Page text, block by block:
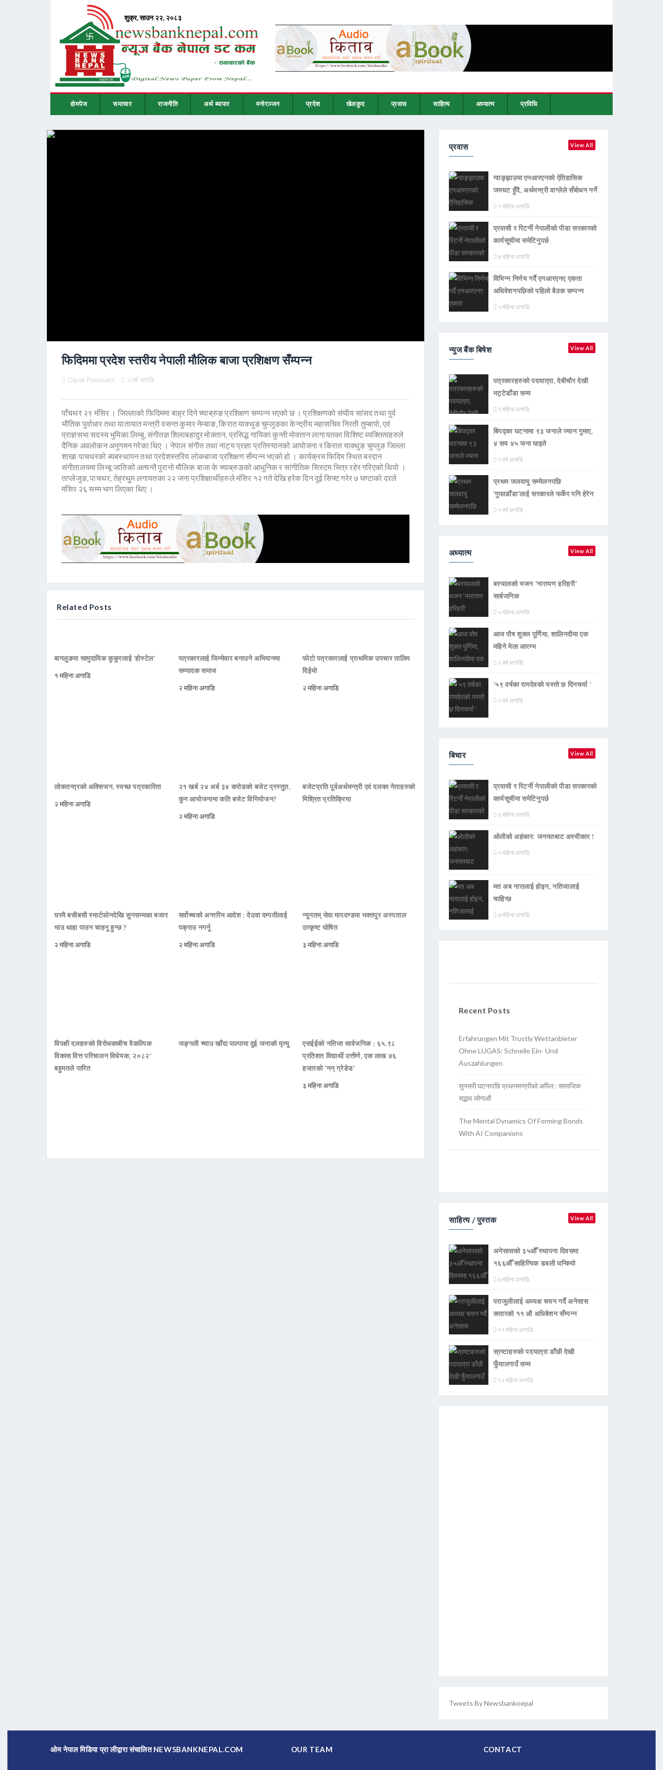
होमपेज समाचार राजनीति अर्थ ब्यापार मनोरञ्जन प्रदेश खेलकुद प्रवास साहित्य अध्यात्म प्रविधि
फिदिममा प्रदेश स्तरीय नेपाली मौलिक बाजा प्रशिक्षण सँम्पन्न
Dipak Pudasaini ५ वर्ष अगाडि
पाँचथर २९ मंसिर । जिल्लाको फिदिममा बाह्र दिने च्याब्रुङ प्रशिक्षण सम्पन्न भएको छ । प्रशिक्षणको संघीय सांसद तथा पुर्व
भौतिक पुर्वाधार तथा यातायात मन्त्री वसन्त कुमार नेम्बाङ, किरात याक्थुङ चुम्लुङका केन्द्रीय महासचिव निरती तुम्बापो, एवं
प्राज्ञसभा सदस्य भुमिका लिम्बु, संगीतज्ञ शिलाबहादुर मोक्तान, प्रसिद्ध गायिका कुन्ती मोक्तान लागायतका विशिष्ट ब्यक्तित्वहरुले
दैनिक अवलोकन अनुगमन गरेका थिए । नेपाल संगीत तथा नाट्य प्रज्ञा प्रतिस्ष्ठनको आयोजना र किरात याक्थुङ चुम्लुङ जिल्ला
शाखा पाचथरको ब्यबस्थापन तथा प्रदेशस्तरिय लोकबाजा प्रशिक्षण सँम्पन्न भएको हो । कार्यक्रम फिदिम स्थित बरदान
संगीतालयमा लिम्बू जातिको अत्यन्तै पुरानो मौलिक बाजा के च्याब्रुङको आधुनिक र सांगीतिक सिस्टम भित्र रहेर गरिएको थियो ।
ताप्लेजुङ, पाचथर, तेह्रथुुम लगायतका २२ जना प्रशिक्षार्थीहरुले मंसिर १२ गते देखि हरेक दिन दुई सिफ्ट गरेर ७ घण्टाको दरले
मंसिर २६ सम्म भाग लिएका थिए ।
Related Posts
बागलुङमा सामुदायिक कुकुरलाई ‘होस्टेल’
१ महिना अगाडि
पत्रकारलाई जिम्मेवार बनाउने अभियानमा
सम्पादक समाज
२ महिना अगाडि
फोटो पत्रकारलाई प्राथमिक उपचार तालिम
दिईयो
२ महिना अगाडि
लोकतन्त्रको अक्सिजन, स्वच्छ पत्रकारिता
२ महिना अगाडि
२१ खर्ब २४ अर्ब ३४ करोडको बजेट प्रस्तुत,
कुन आयोजनामा कति बजेट विनियोजन?
२ महिना अगाडि
बजेटप्रति पूर्वअर्थमन्त्री एवं दलका नेताहरुको
मिश्रित प्रतिक्रिया
घरमै बसीबसी स्मार्टफोनदेखि सुनसम्मका बजार
भाउ थाहा पाउन चाहनु हुन्छ ?
२ महिना अगाडि
सर्वोच्चको अन्तरिम आदेश : देउवा दम्पतीलाई
पक्राउ नगर्नू
२ महिना अगाडि
न्यूनतम् सेवा मापदण्डमा भक्तपुर अस्पताल
उत्कृष्ट घोषित
३ महिना अगाडि
विपक्षी दलहरुको विरोधकाबीच वैकल्पिक
विकास वित्त परिचालन विधेयक, २०८२’
बहुमतले पारित
जङ्गली च्याउ खाँदा पाल्पामा दुई जनाको मृत्यु
एसईईको नतिजा सार्वजनिक : ६५.९८
प्रतिशत विद्यार्थी उत्तीर्ण, एक लाख ४६
हजारको ‘नन् ग्रेडेड’
३ महिना अगाडि
प्रवास View All
ग्वाङ्झाउमा एनआरएनको ऐतिहासिक
जमघट हुँदै, अर्थमन्त्री वाग्लेले सँबोधन गर्ने
१ महिना अगाडि
प्रवासी र रिटर्नी नेपालीको पीडा सरकारको
कार्यसूचीमा समेटिनुपर्छ
४ महिना अगाडि
विभिन्न निर्णय गर्दै एनआरएनए एकता
अधिवेशनपछिको पहिलो बैठक सम्पन्न
५ महिना अगाडि
न्युज बैंक बिषेश View All
पत्रकारहरुको पदयात्रा, देबीचौर देखी
भट्टेडाँडा सम्म
१ महिना अगाडि
बिपद्का घटनामा ९३ जनाले ज्यान गुमाए,
४ सय ४५ जना घाइते
१ वर्ष अगाडि
प्रथम जलवायु सम्मेलनपछि
‘गुफाडाँडा’लाई सरकारले फर्केर पनि हेरेन
१ वर्ष अगाडि
अध्यात्म View All
बस्यालको भजन ‘नारायण हरिहरी’
सार्बजनिक
५ महिना अगाडि
आज पौष शुक्ल पूर्णिमा, शालिनदीमा एक
महिने मेला आरम्भ
२ वर्ष अगाडि
‘५९ वर्षका रामदेवकाे यस्ताे छ दिनचर्या ’
२ वर्ष अगाडि
बिचार View All
प्रवासी र रिटर्नी नेपालीको पीडा सरकारको
कार्यसूचीमा समेटिनुपर्छ
४ महिना अगाडि
ओलीको अहंकार: जनमतबाट अस्वीकार !
५ महिना अगाडि
मत अब नारालाई होइन, नतिजालाई
चाहिन्छ
७ महिना अगाडि
Recent Posts
Erfahrungen Mit Trustly Wettanbieter
Ohne LUGAS: Schnelle Ein- Und
Auszahlungen
सुनसरी घटनापछि प्रधानमन्त्रीको अपिल : सामाजिक
सद्भाव जोगाऔं
The Mental Dynamics Of Forming Bonds
With AI Companions
साहित्य / पुस्तक View All
अनेसासको ३५औँ स्थापना दिवसमा
१६६औँ साहित्यिक डबली घन्कियाे
७ महिना अगाडि
पराजुलीलाई अध्यक्ष चयन गर्दै अनेसास
कतारको ११ औ अधिबेशन सँम्पन्न
११ महिना अगाडि
स्रष्टाहरुको पदयात्रा डाँछी देखी
फुँयालगाउँ सम्म
१२ महिना अगाडि
Tweets By Newsbanknepal
ओम नेपाल मिडिया प्रा लीद्वारा संचालित NEWSBANKNEPAL.COM OUR TEAM CONTACT